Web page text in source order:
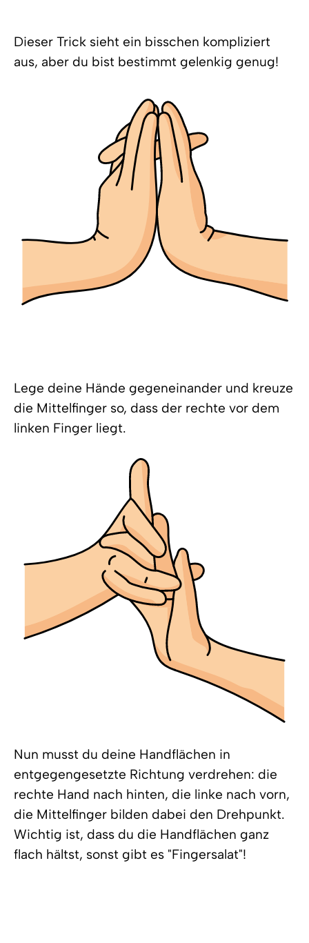
Dieser Trick sieht ein bisschen kompliziert
aus, aber du bist bestimmt gelenkig genug!
Lege deine Hände gegeneinander und kreuze
die Mittelfinger so, dass der rechte vor dem
linken Finger liegt.
Nun musst du deine Handflächen in
entgegengesetzte Richtung verdrehen: die
rechte Hand nach hinten, die linke nach vorn,
die Mittelfinger bilden dabei den Drehpunkt.
Wichtig ist, dass du die Handflächen ganz
flach hältst, sonst gibt es "Fingersalat"!